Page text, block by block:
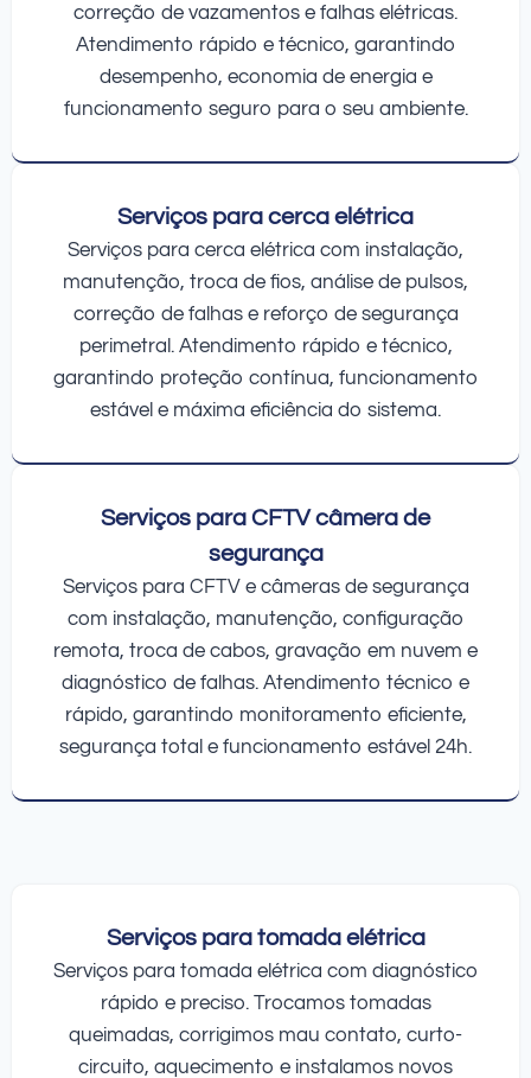
correção de vazamentos e falhas elétricas.
Atendimento rápido e técnico, garantindo
desempenho, economia de energia e
funcionamento seguro para o seu ambiente.
Serviços para cerca elétrica
Serviços para cerca elétrica com instalação,
manutenção, troca de fios, análise de pulsos,
correção de falhas e reforço de segurança
perimetral. Atendimento rápido e técnico,
garantindo proteção contínua, funcionamento
estável e máxima eficiência do sistema.
Serviços para CFTV câmera de
segurança
Serviços para CFTV e câmeras de segurança
com instalação, manutenção, configuração
remota, troca de cabos, gravação em nuvem e
diagnóstico de falhas. Atendimento técnico e
rápido, garantindo monitoramento eficiente,
segurança total e funcionamento estável 24h.
Serviços para tomada elétrica
Serviços para tomada elétrica com diagnóstico
rápido e preciso. Trocamos tomadas
queimadas, corrigimos mau contato, curto-
circuito, aquecimento e instalamos novos